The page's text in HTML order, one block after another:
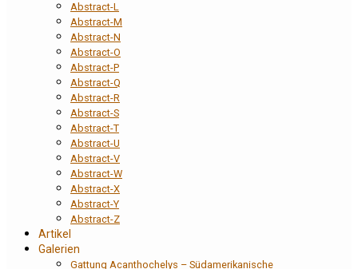
Abstract-L
Abstract-M
Abstract-N
Abstract-O
Abstract-P
Abstract-Q
Abstract-R
Abstract-S
Abstract-T
Abstract-U
Abstract-V
Abstract-W
Abstract-X
Abstract-Y
Abstract-Z
Artikel
Galerien
Gattung Acanthochelys – Südamerikanische